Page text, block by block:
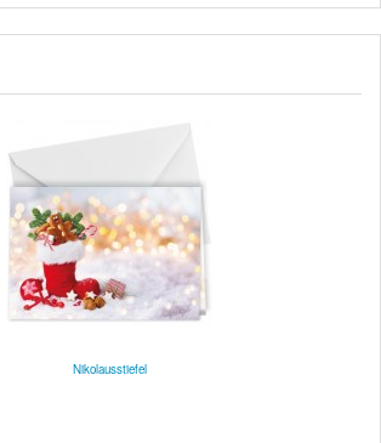
Nikolausstiefel